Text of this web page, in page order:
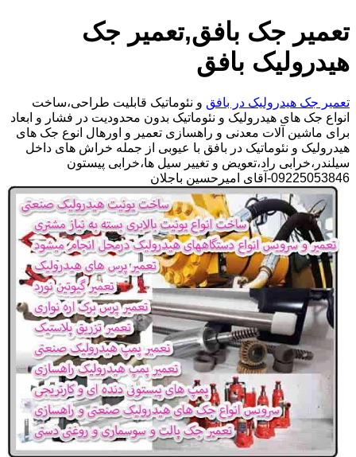
تعمیر جک بافق,تعمیر جک
هیدرولیک بافق
تعمیر جک هیدرولیک در بافق و نئوماتیک قابلیت طراحی،ساخت
انواع جک های هیدرولیک و نئوماتیک بدون محدودیت در فشار و ابعاد
برای ماشین آلات معدنی و راهسازی تعمیر و اورهال انوع جک های
هیدرولیک و نئوماتیک در بافق با عیوبی از جمله خراش های داخل
سیلندر،خرابی راد،تعویض و تغییر سیل ها،خرابی پیستون
09225053846-آقای امیرحسین باجلان